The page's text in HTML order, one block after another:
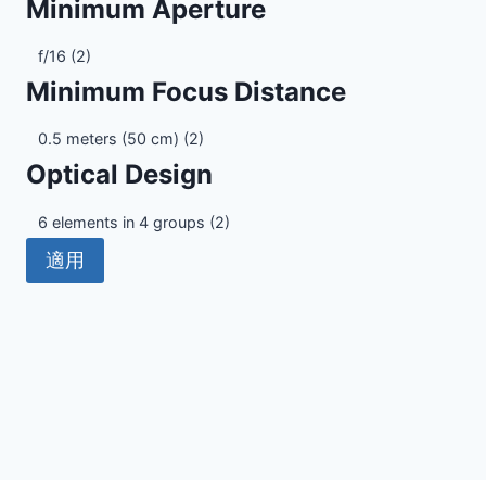
Minimum Aperture
Minimum
Aperture
f/16 (2)
Minimum Focus Distance
Minimum
Focus
0.5 meters (50 cm) (2)
Optical Design
Optical
Design
6 elements in 4 groups (2)
適用